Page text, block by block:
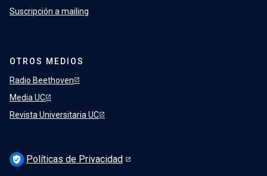
Suscripción a mailing
OTROS MEDIOS
Radio Beethoven
Media UC
Revista Universitaria UC
verified_user Políticas de Privacidad